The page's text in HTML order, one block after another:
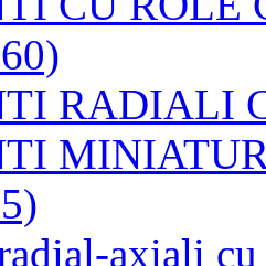
RADIALI
axiali